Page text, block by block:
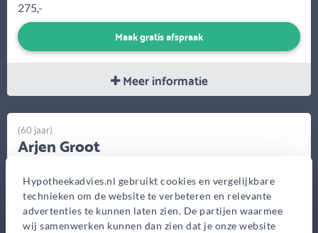
Hypotheekadvies.nl gebruikt cookies en vergelijkbare
technieken om de website te verbeteren en relevante
advertenties te kunnen laten zien. De partijen waarmee
wij samenwerken kunnen dan zien dat je onze website
275,-
Maak gratis afspraak
Meer informatie
Vleutenseweg 474, Utrecht
Bekijk op kaart
(60 jaar)
Arjen Groot